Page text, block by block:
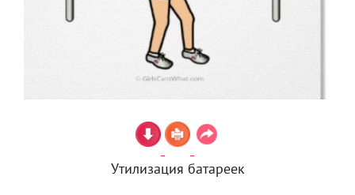
Утилизация батареек